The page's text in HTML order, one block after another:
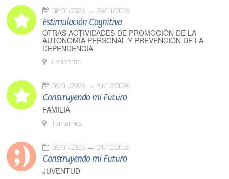
08/01/2026 26/11/2026
Estimulación Cognitiva
OTRAS ACTIVIDADES DE PROMOCIÓN DE LA
AUTONOMÍA PERSONAL Y PREVENCIÓN DE LA
DEPENDENCIA
Ledesma
09/01/2026 31/12/2026
Construyendo mi Futuro
FAMILIA
Tamames
09/01/2026 31/12/2026
Construyendo mi Futuro
JUVENTUD